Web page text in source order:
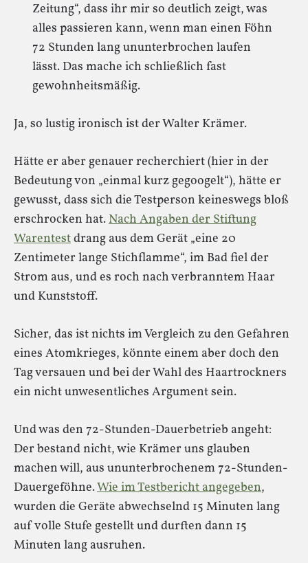
Zeitung“, dass ihr mir so deutlich zeigt, was
alles passieren kann, wenn man einen Föhn
72 Stunden lang ununterbrochen laufen
lässt. Das mache ich schließlich fast
gewohnheitsmäßig.
Ja, so lustig ironisch ist der Walter Krämer.
Hätte er aber genauer recherchiert (hier in der
Bedeutung von „einmal kurz gegoogelt“), hätte er
gewusst, dass sich die Testperson keineswegs bloß
erschrocken hat.Nach Angaben der Stiftung
Warentestdrang aus dem Gerät „eine 20
Zentimeter lange Stichflamme“, im Bad fiel der
Strom aus, und es roch nach verbranntem Haar
und Kunststoff.
Sicher, das ist nichts im Vergleich zu den Gefahren
eines Atomkrieges, könnte einem aber doch den
Tag versauen und bei der Wahl des Haartrockners
ein nicht unwesentliches Argument sein.
Und was den 72-Stunden-Dauerbetrieb angeht:
Der bestand nicht, wie Krämer uns glauben
machen will, aus ununterbrochenem 72-Stunden-
Dauergeföhne.Wie im Testbericht angegeben,
wurden die Geräte abwechselnd 15 Minuten lang
auf volle Stufe gestellt und durften dann 15
Minuten lang ausruhen.